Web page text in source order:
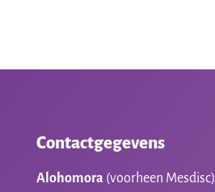
Contactgegevens
Alohomora (voorheen Mesdisc)